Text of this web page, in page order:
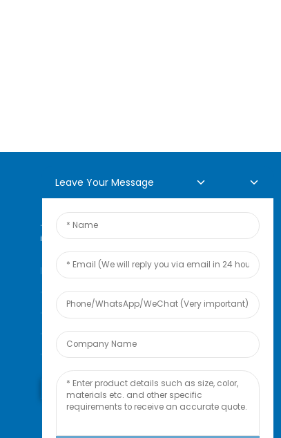
Ajụjụ Ntanetị
Maka ajụjụ gbasara ngwaahịa
anyị ma ọ bụ onye na-ere
ahịa, biko hapụ email gị nye
anyị, anyị ga-akpọtụrụ gị n'ime
awa 24.
Jụọ Ajụjụ Ugbu A
Leave Your Message